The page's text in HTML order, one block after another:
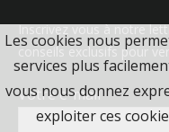
Inscrivez vous à notre
conseils exclusifs pour
Votre e-mail
Les cookies nous
services plus
vous nous donnez
exploiter ces